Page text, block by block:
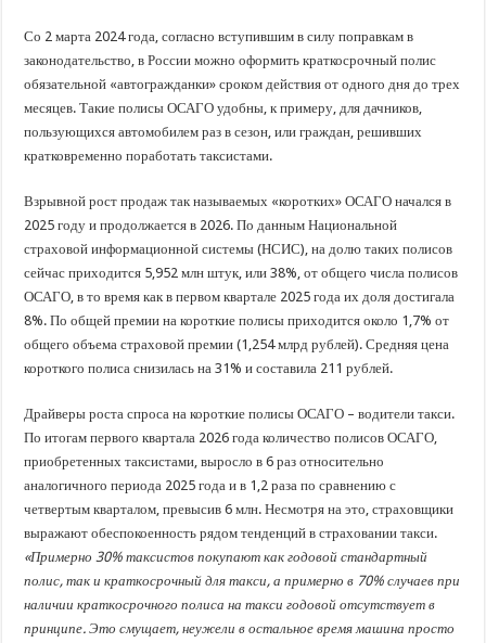
Важные правила обращения в вашу страховую компанию
В городах и районах Кубани отметили День России
Стартовал прием заявок на 20-й юбилейный молодежный форум «Регион 93»
Со 2 марта 2024 года, согласно вступившим в силу поправкам в
законодательство, в России можно оформить краткосрочный полис
обязательной «автогражданки» сроком действия от одного дня до трех
месяцев. Такие полисы ОСАГО удобны, к примеру, для дачников,
пользующихся автомобилем раз в сезон, или граждан, решивших
кратковременно поработать таксистами.
Взрывной рост продаж так называемых «коротких» ОСАГО начался в
2025 году и продолжается в 2026. По данным Национальной
страховой информационной системы (НСИС), на долю таких полисов
сейчас приходится 5,952 млн штук, или 38%, от общего числа полисов
ОСАГО, в то время как в первом квартале 2025 года их доля достигала
8%. По общей премии на короткие полисы приходится около 1,7% от
общего объема страховой премии (1,254 млрд рублей). Средняя цена
короткого полиса снизилась на 31% и составила 211 рублей.
Драйверы роста спроса на короткие полисы ОСАГО – водители такси.
По итогам первого квартала 2026 года количество полисов ОСАГО,
приобретенных таксистами, выросло в 6 раз относительно
аналогичного периода 2025 года и в 1,2 раза по сравнению с
четвертым кварталом, превысив 6 млн. Несмотря на это, страховщики
выражают обеспокоенность рядом тенденций в страховании такси.
«Примерно 30% таксистов покупают как годовой стандартный
полис, так и краткосрочный для такси, а примерно в 70% случаев при
наличии краткосрочного полиса на такси годовой отсутствует в
принципе. Это смущает, неужели в остальное время машина просто